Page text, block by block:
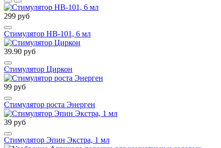
299 руб
Стимулятор HB-101, 6 мл
39.90 руб
Стимулятор Циркон
99 руб
Стимулятор роста Энерген
39 руб
Стимулятор Эпин Экстра, 1 мл